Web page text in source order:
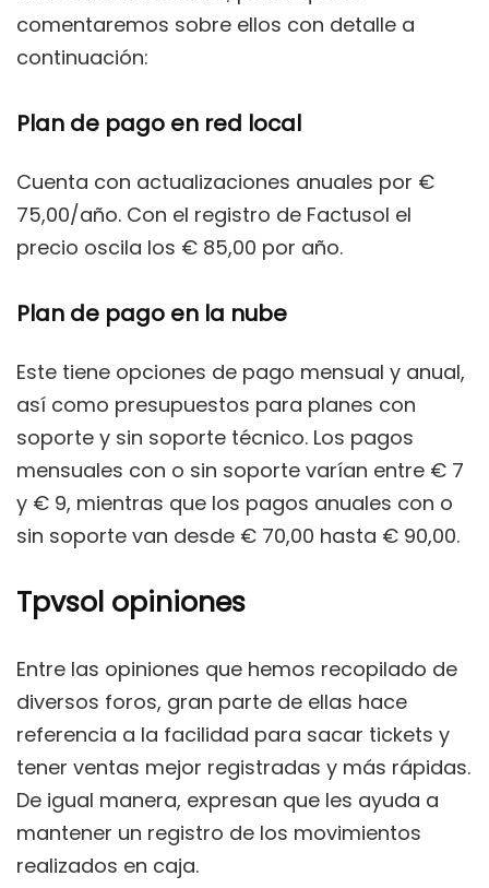
comentaremos sobre ellos con detalle a
continuación:
Plan de pago en red local
Cuenta con actualizaciones anuales por €
75,00/año. Con el registro de Factusol el
precio oscila los € 85,00 por año.
Plan de pago en la nube
Este tiene opciones de pago mensual y anual,
así como presupuestos para planes con
soporte y sin soporte técnico. Los pagos
mensuales con o sin soporte varían entre € 7
y € 9, mientras que los pagos anuales con o
sin soporte van desde € 70,00 hasta € 90,00.
Tpvsol opiniones
Entre las opiniones que hemos recopilado de
diversos foros, gran parte de ellas hace
referencia a la facilidad para sacar tickets y
tener ventas mejor registradas y más rápidas.
De igual manera, expresan que les ayuda a
mantener un registro de los movimientos
realizados en caja.